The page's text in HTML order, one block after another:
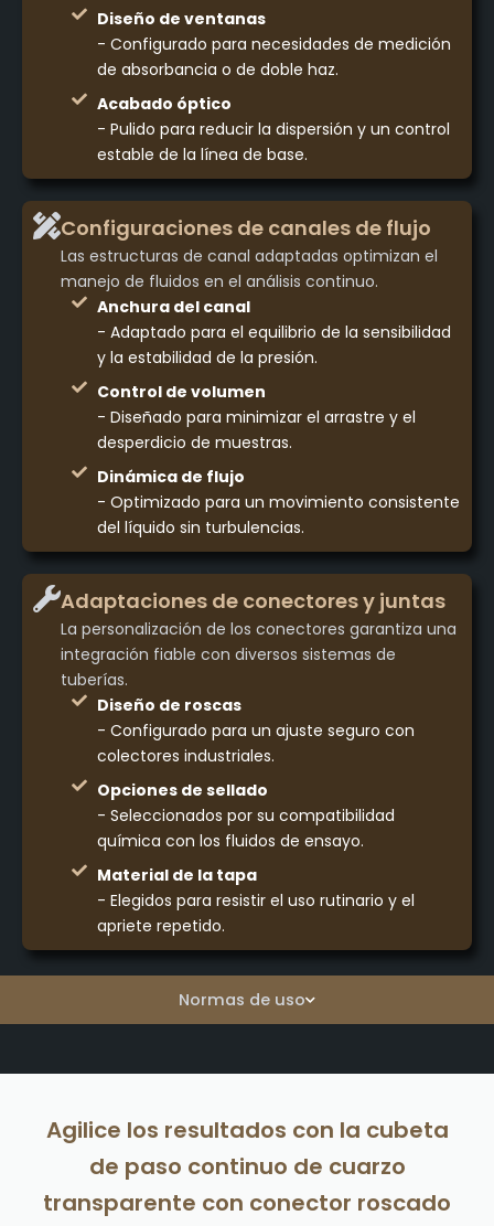
Normas de uso
Diseño de ventanas
- Configurado para necesidades de medición
de absorbancia o de doble haz.
Acabado óptico
- Pulido para reducir la dispersión y un control
estable de la línea de base.
Configuraciones de canales de flujo
Las estructuras de canal adaptadas optimizan el
manejo de fluidos en el análisis continuo.
Anchura del canal
- Adaptado para el equilibrio de la sensibilidad
y la estabilidad de la presión.
Control de volumen
- Diseñado para minimizar el arrastre y el
desperdicio de muestras.
Dinámica de flujo
- Optimizado para un movimiento consistente
del líquido sin turbulencias.
Adaptaciones de conectores y juntas
La personalización de los conectores garantiza una
integración fiable con diversos sistemas de
tuberías.
Diseño de roscas
- Configurado para un ajuste seguro con
colectores industriales.
Opciones de sellado
- Seleccionados por su compatibilidad
química con los fluidos de ensayo.
Material de la tapa
- Elegidos para resistir el uso rutinario y el
apriete repetido.
Agilice los resultados con la cubeta
de paso continuo de cuarzo
transparente con conector roscado